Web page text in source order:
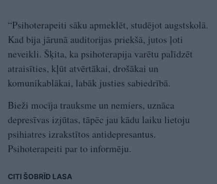
“Psihoterapeiti sāku apmeklēt, studējot augstskolā.
Kad bija jārunā auditorijas priekšā, jutos ļoti
neveikli. Šķita, ka psihoterapija varētu palīdzēt
atraisīties, kļūt atvērtākai, drošākai un
komunikablākai, labāk justies sabiedrībā.
Bieži mocīja trauksme un nemiers, uznāca
depresīvas izjūtas, tāpēc jau kādu laiku lietoju
psihiatres izrakstītos antidepresantus.
Psihoterapeiti par to informēju.
CITI ŠOBRĪD LASA